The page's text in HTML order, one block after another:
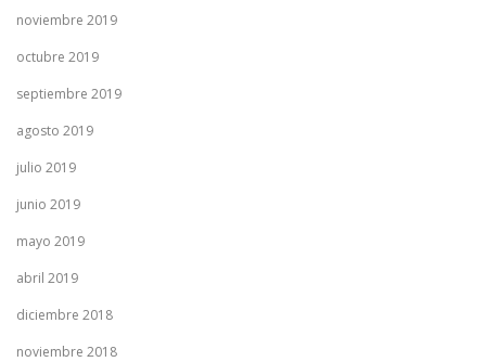
noviembre 2019
octubre 2019
septiembre 2019
agosto 2019
julio 2019
junio 2019
mayo 2019
abril 2019
diciembre 2018
noviembre 2018